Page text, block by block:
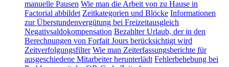
manuelle Pausen Wie man die Arbeit von zu Hause in
Factorial abbildet Zeitkategorien und Blöcke Informationen
zur Überstundenvergütung bei Freizeitausgleich
Negativsaldokompensation Bezahlter Urlaub, der in den
Berechnungen von Forfait Jours berücksichtigt wird
Zeitverfolgungsfilter Wie man Zeiterfassungsberichte für
ausgeschiedene Mitarbeiter herunterlädt Fehlerbehebung bei